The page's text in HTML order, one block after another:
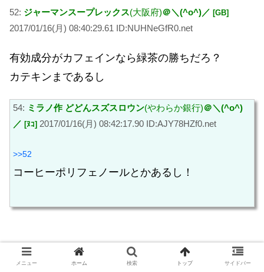
52: ジャーマンスープレックス(大阪府)＠＼(^o^)／ [GB]
2017/01/16(月) 08:40:29.61 ID:NUHNeGfR0.net
有効成分がカフェインなら緑茶の勝ちだろ？
カテキンまであるし
54: ミラノ作 どどんスズスロウン(やわらか銀行)＠＼(^o^)
／ [ﾇｺ] 2017/01/16(月) 08:42:17.90 ID:AJY78HZf0.net
>>52
コーヒーポリフェノールとかあるし！
ネスカフェ ゴールドブレンド 90g
メニュー ホーム 検索 トップ サイドバー